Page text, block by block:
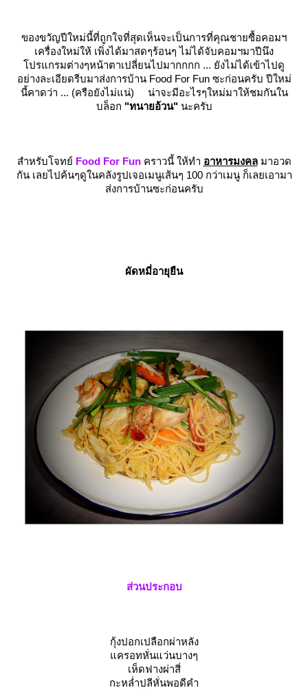
ของขวัญปีใหม่นี้ที่ถูกใจที่สุดเห็นจะเป็นการที่คุณชายซื้อคอมฯ
เครื่องใหม่ให้ เพิ่งได้มาสดๆร้อนๆ ไม่ได้จับคอมฯมาปีนึง
ปรแกรมต่างๆหน้าตาเปลี่ยนไปมากกกก ... ยังไม่ได้เข้าไปดู
อย่างละเอียดรีบมาส่งการบ้าน Food For Fun ซะก่อนครับ ปีใหม่
นี้คาดว่า ... (ครือยังไม่แน่) น่าจะมีอะไรๆใหม่มาให้ชมกันใน
บล็อก "ทนายอ้วน"นะครับ
สำหรับโจทย์ Food For Funคราวนี้ ให้ทำ อาหารมงคล มาอวด
กัน เลยไปค้นๆดูในคลังรูปเจอเมนูเส้นๆ 100 กว่าเมนู ก็เลยเอามา
ส่งการบ้านซะก่อนครับ
ผัดหมี่อายุยืน
ส่วนประกอบ
กุ้งปอกเปลือกผ่าหลัง
ครอทหั่นแว่นบางๆ
เห็ดฟางผ่าสี่
กะหล่ำปลีหั่นพอดีคำ